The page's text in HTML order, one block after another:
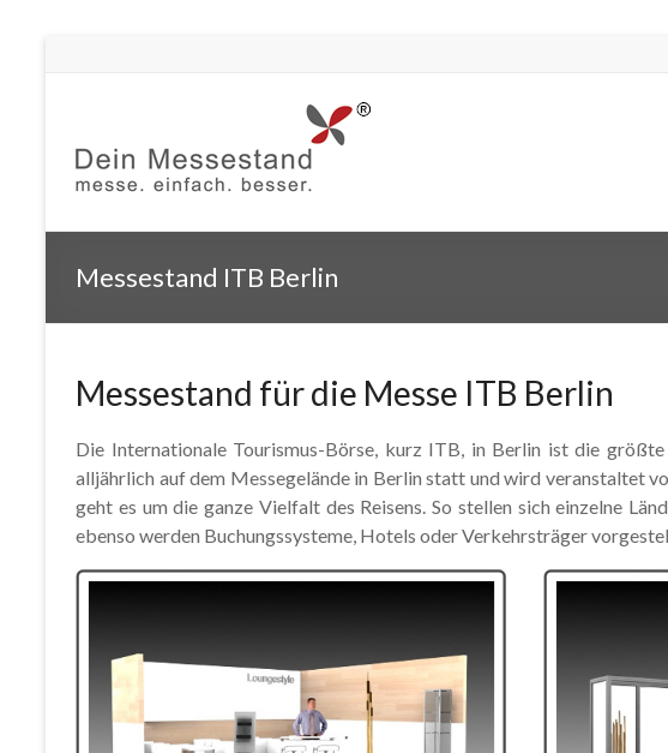
Messestand ITB Berlin
Messestand für die Messe ITB Berlin
Die Internationale Tourismus-Börse, kurz ITB, in Berlin ist die
alljährlich auf dem Messegelände in Berlin statt und wird veranstaltet
geht es um die ganze Vielfalt des Reisens. So stellen sich einzelne
ebenso werden Buchungssysteme, Hotels oder Verkehrsträger